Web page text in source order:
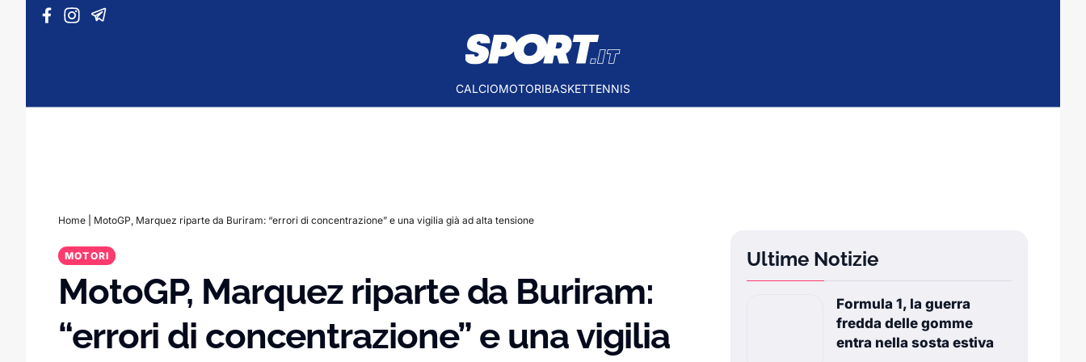
Vai al contenuto
CALCIOMOTORIBASKETTENNIS
Home MotoGP, Marquez riparte da Buriram: “errori di concentrazione” e una vigilia già ad alta tensione
MOTORI
MotoGP, Marquez riparte da Buriram:
“errori di concentrazione” e una vigilia
Ultime Notizie
Formula 1, la guerra
fredda delle gomme
entra nella sosta estiva